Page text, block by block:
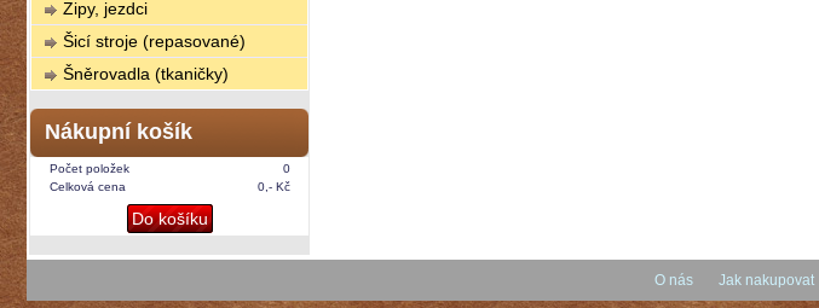
Zipy, jezdci
Šicí stroje (repasované)
Šněrovadla (tkaničky)
Nákupní košík
Počet položek
0
Celková cena
0,- Kč
Do košíku
O nás Jak nakupovat